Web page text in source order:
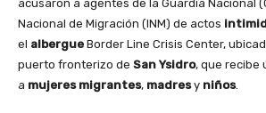
acusaron a agentes de la Guardia Nacional
Nacional de Migración (INM) de actos
el albergue Border Line Crisis Center,
puerto fronterizo de San Ysidro, que recibe
a mujeres migrantes, madresy niños.